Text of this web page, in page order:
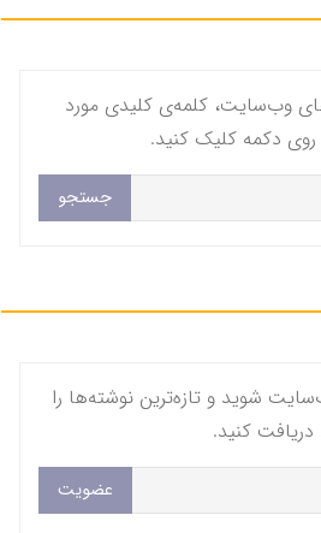
وب‌سایت، کلمه‌ی کلیدی مورد
روی دکمه کلیک کنید.
جستجو
شوید و تازه‌ترین نوشته‌ها را
کنید.
عضویت